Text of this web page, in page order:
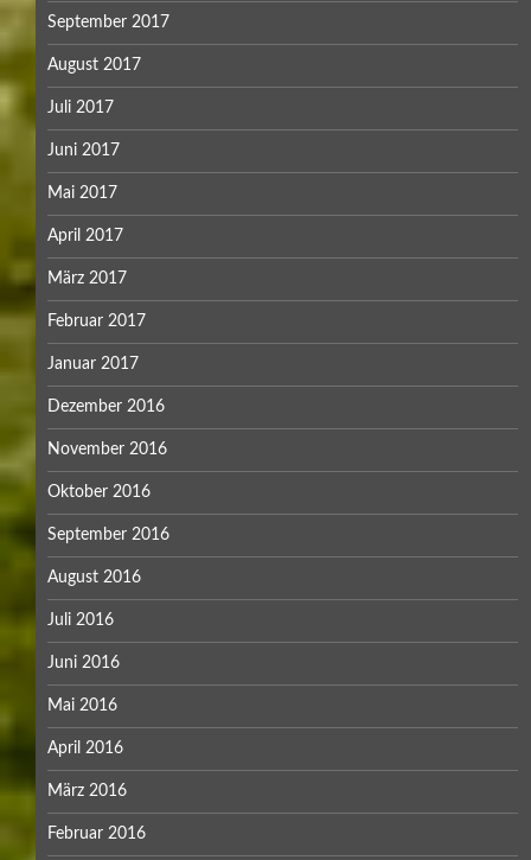
September 2017
August 2017
Juli 2017
Juni 2017
Mai 2017
April 2017
März 2017
Februar 2017
Januar 2017
Dezember 2016
November 2016
Oktober 2016
September 2016
August 2016
Juli 2016
Juni 2016
Mai 2016
April 2016
März 2016
Februar 2016